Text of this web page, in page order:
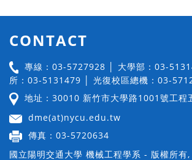
CONTACT
專線：03-5727928 │ 大學部：03-
所：03-5131479 │ 光復校區總機：03-
地址：30010 新竹市大學路1001號工程
dme(at)nycu.edu.tw
傳真：03-5720634
國立陽明交通大學 機械工程學系 - 版權所